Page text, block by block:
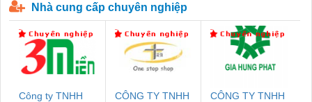
Nhà cung cấp chuyên nghiệp
Công ty TNHH
CÔNG TY TNHH
CÔNG TY TNHH